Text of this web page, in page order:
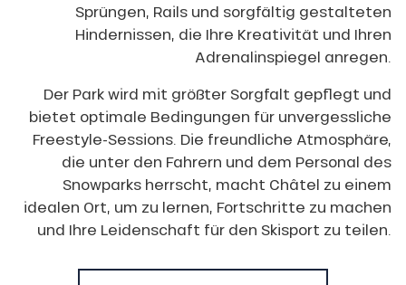
Sprüngen, Rails und sorgfältig gestalteten
Hindernissen, die Ihre Kreativität und Ihren
Adrenalinspiegel anregen.
Der Park wird mit größter Sorgfalt gepflegt und
bietet optimale Bedingungen für unvergessliche
Freestyle-Sessions. Die freundliche Atmosphäre,
die unter den Fahrern und dem Personal des
Snowparks herrscht, macht Châtel zu einem
idealen Ort, um zu lernen, Fortschritte zu machen
und Ihre Leidenschaft für den Skisport zu teilen.